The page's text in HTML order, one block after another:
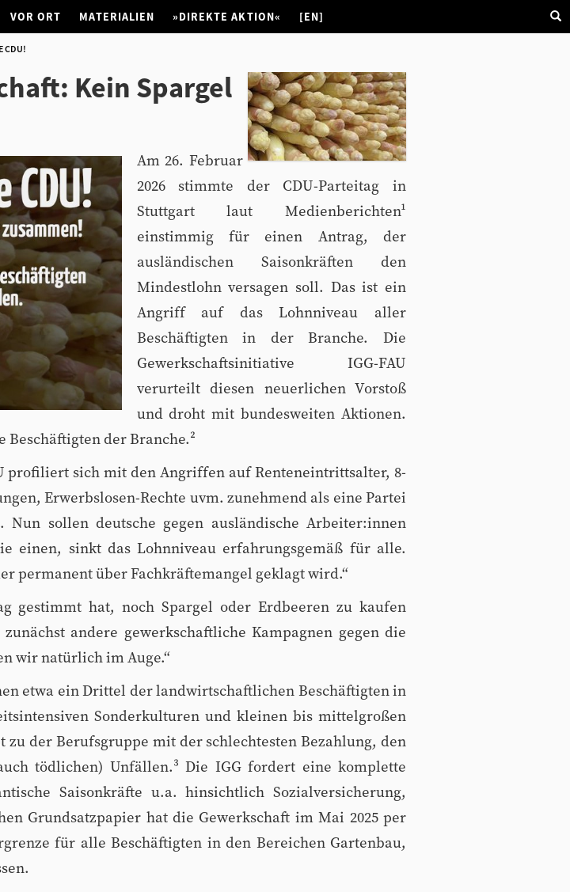
VOR ORT MATERIALIEN »DIREKTE AKTION« [EN]
CDU!
Kein Spargel
Am 26. Februar
2026 stimmte der CDU-Parteitag in
Stuttgart laut Medienberichten¹
einstimmig für einen Antrag, der
ausländischen Saisonkräften den
Mindestlohn versagen soll. Das ist ein
Angriff auf das Lohnniveau aller
Beschäftigten in der Branche. Die
Gewerkschaftsinitiative IGG-FAU
verurteilt diesen neuerlichen Vorstoß
und droht mit bundesweiten Aktionen.
Beschäftigten der Branche.²
profiliert sich mit den Angriffen auf Renteneintrittsalter, 8-
Erwerbslosen-Rechte uvm. zunehmend als eine Partei
sollen deutsche gegen ausländische Arbeiter:innen
einen, sinkt das Lohnniveau erfahrungsgemäß für alle.
permanent über Fachkräftemangel geklagt wird.“
gestimmt hat, noch Spargel oder Erdbeeren zu kaufen
andere gewerkschaftliche Kampagnen gegen die
wir natürlich im Auge.“
etwa ein Drittel der landwirtschaftlichen Beschäftigten in
Sonderkulturen und kleinen bis mittelgroßen
der Berufsgruppe mit der schlechtesten Bezahlung, den
tödlichen) Unfällen.³ Die IGG fordert eine komplette
Saisonkräfte u.a. hinsichtlich Sozialversicherung,
Grundsatzpapier hat die Gewerkschaft im Mai 2025 per
für alle Beschäftigten in den Bereichen Gartenbau,